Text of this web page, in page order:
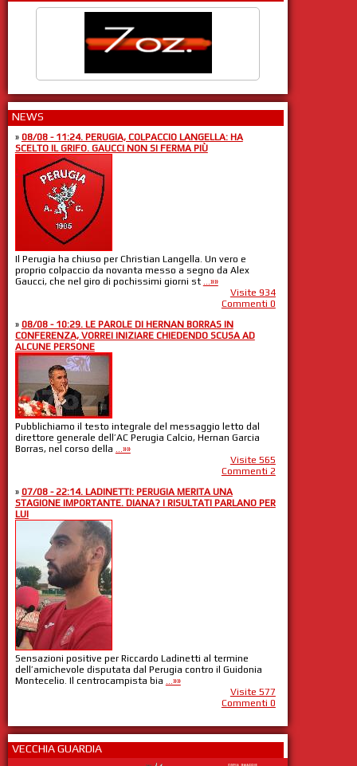
NEWS
» 08/08 - 11:24. PERUGIA, COLPACCIO LANGELLA: HA
SCELTO IL GRIFO. GAUCCI NON SI FERMA PIÙ
Il Perugia ha chiuso per Christian Langella. Un vero e
proprio colpaccio da novanta messo a segno da Alex
Gaucci, che nel giro di pochissimi giorni st ...»»
Visite 934
Commenti 0
» 08/08 - 10:29. LE PAROLE DI HERNAN BORRAS IN
CONFERENZA, VORREI INIZIARE CHIEDENDO SCUSA AD
ALCUNE PERSONE
Pubblichiamo il testo integrale del messaggio letto dal
direttore generale dell’AC Perugia Calcio, Hernan Garcia
Borras, nel corso della ...»»
Visite 565
Commenti 2
» 07/08 - 22:14. LADINETTI: PERUGIA MERITA UNA
STAGIONE IMPORTANTE. DIANA? I RISULTATI PARLANO PER
LUI
Sensazioni positive per Riccardo Ladinetti al termine
dell’amichevole disputata dal Perugia contro il Guidonia
Montecelio. Il centrocampista bia ...»»
Visite 577
Commenti 0
VECCHIA GUARDIA